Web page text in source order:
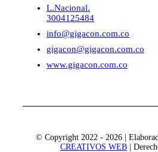
L.Nacional.
3004125484
info@gigacon.com.co
gigacon@gigacon.com.co
www.gigacon.com.co
© Copyright 2022 - 2026 |
CREATIVOS WEB |